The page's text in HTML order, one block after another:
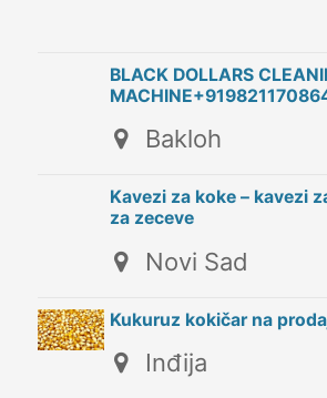
BLACK DOLLARS
Bakloh
Kavezi za koke – kavezi
za zeceve
Novi Sad
Kukuruz kokičar na
Inđija